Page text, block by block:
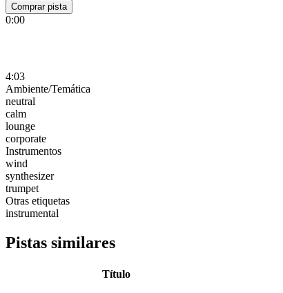
Comprar pista
0:00
4:03
Ambiente/Temática
neutral
calm
lounge
corporate
Instrumentos
wind
synthesizer
trumpet
Otras etiquetas
instrumental
Pistas similares
Título